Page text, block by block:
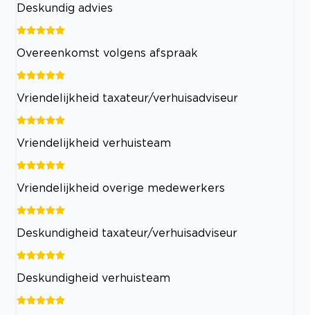
Deskundig advies
Overeenkomst volgens afspraak
Vriendelijkheid taxateur/verhuisadviseur
Vriendelijkheid verhuisteam
Vriendelijkheid overige medewerkers
Deskundigheid taxateur/verhuisadviseur
Deskundigheid verhuisteam